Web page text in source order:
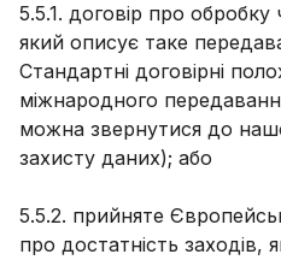
5.5.1. договір про
який описує таке
Стандартні договірні
міжнародного
можна звернутися до
захисту даних); або
5.5.2. прийняте
про достатність заходів,